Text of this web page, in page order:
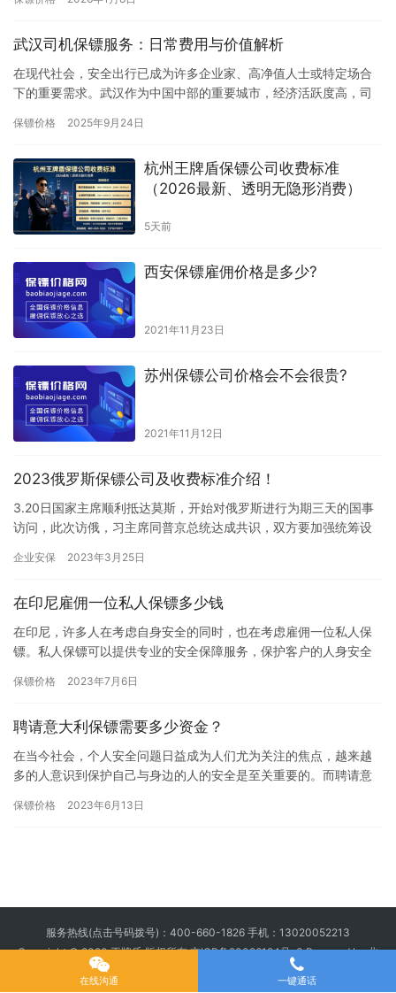
价…
武汉司机保镖服务：日常费用与价值解析
在现代社会，安全出行已成为许多企业家、高净值人士或特定场合
下的重要需求。武汉作为中国中部的重要城市，经济活跃度高，司
多少钱…
保镖价格 2025年9月24日
杭州王牌盾保镖公司收费标准
（2026最新、透明无隐形消费）
5天前
西安保镖雇佣价格是多少?
2021年11月23日
苏州保镖公司价格会不会很贵?
2021年11月12日
2023俄罗斯保镖公司及收费标准介绍！
3.20日国家主席顺利抵达莫斯，开始对俄罗斯进行为期三天的国事
访问，此次访俄，习主席同普京总统达成共识，双方要加强统筹设
供…
企业安保 2023年3月25日
在印尼雇佣一位私人保镖多少钱
在印尼，许多人在考虑自身安全的同时，也在考虑雇佣一位私人保
镖。私人保镖可以提供专业的安全保障服务，保护客户的人身安全
下面将…
保镖价格 2023年7月6日
聘请意大利保镖需要多少资金？
在当今社会，个人安全问题日益成为人们尤为关注的焦点，越来越
多的人意识到保护自己与身边的人的安全是至关重要的。而聘请意
需要的…
保镖价格 2023年6月13日
服务热线(点击号码拨号)： 400-660-1826 手机： 13020052213
Copyright © 2020 王牌盾 版权所有京ICP备20026194号-3Powered by 北
在线沟通 一键通话